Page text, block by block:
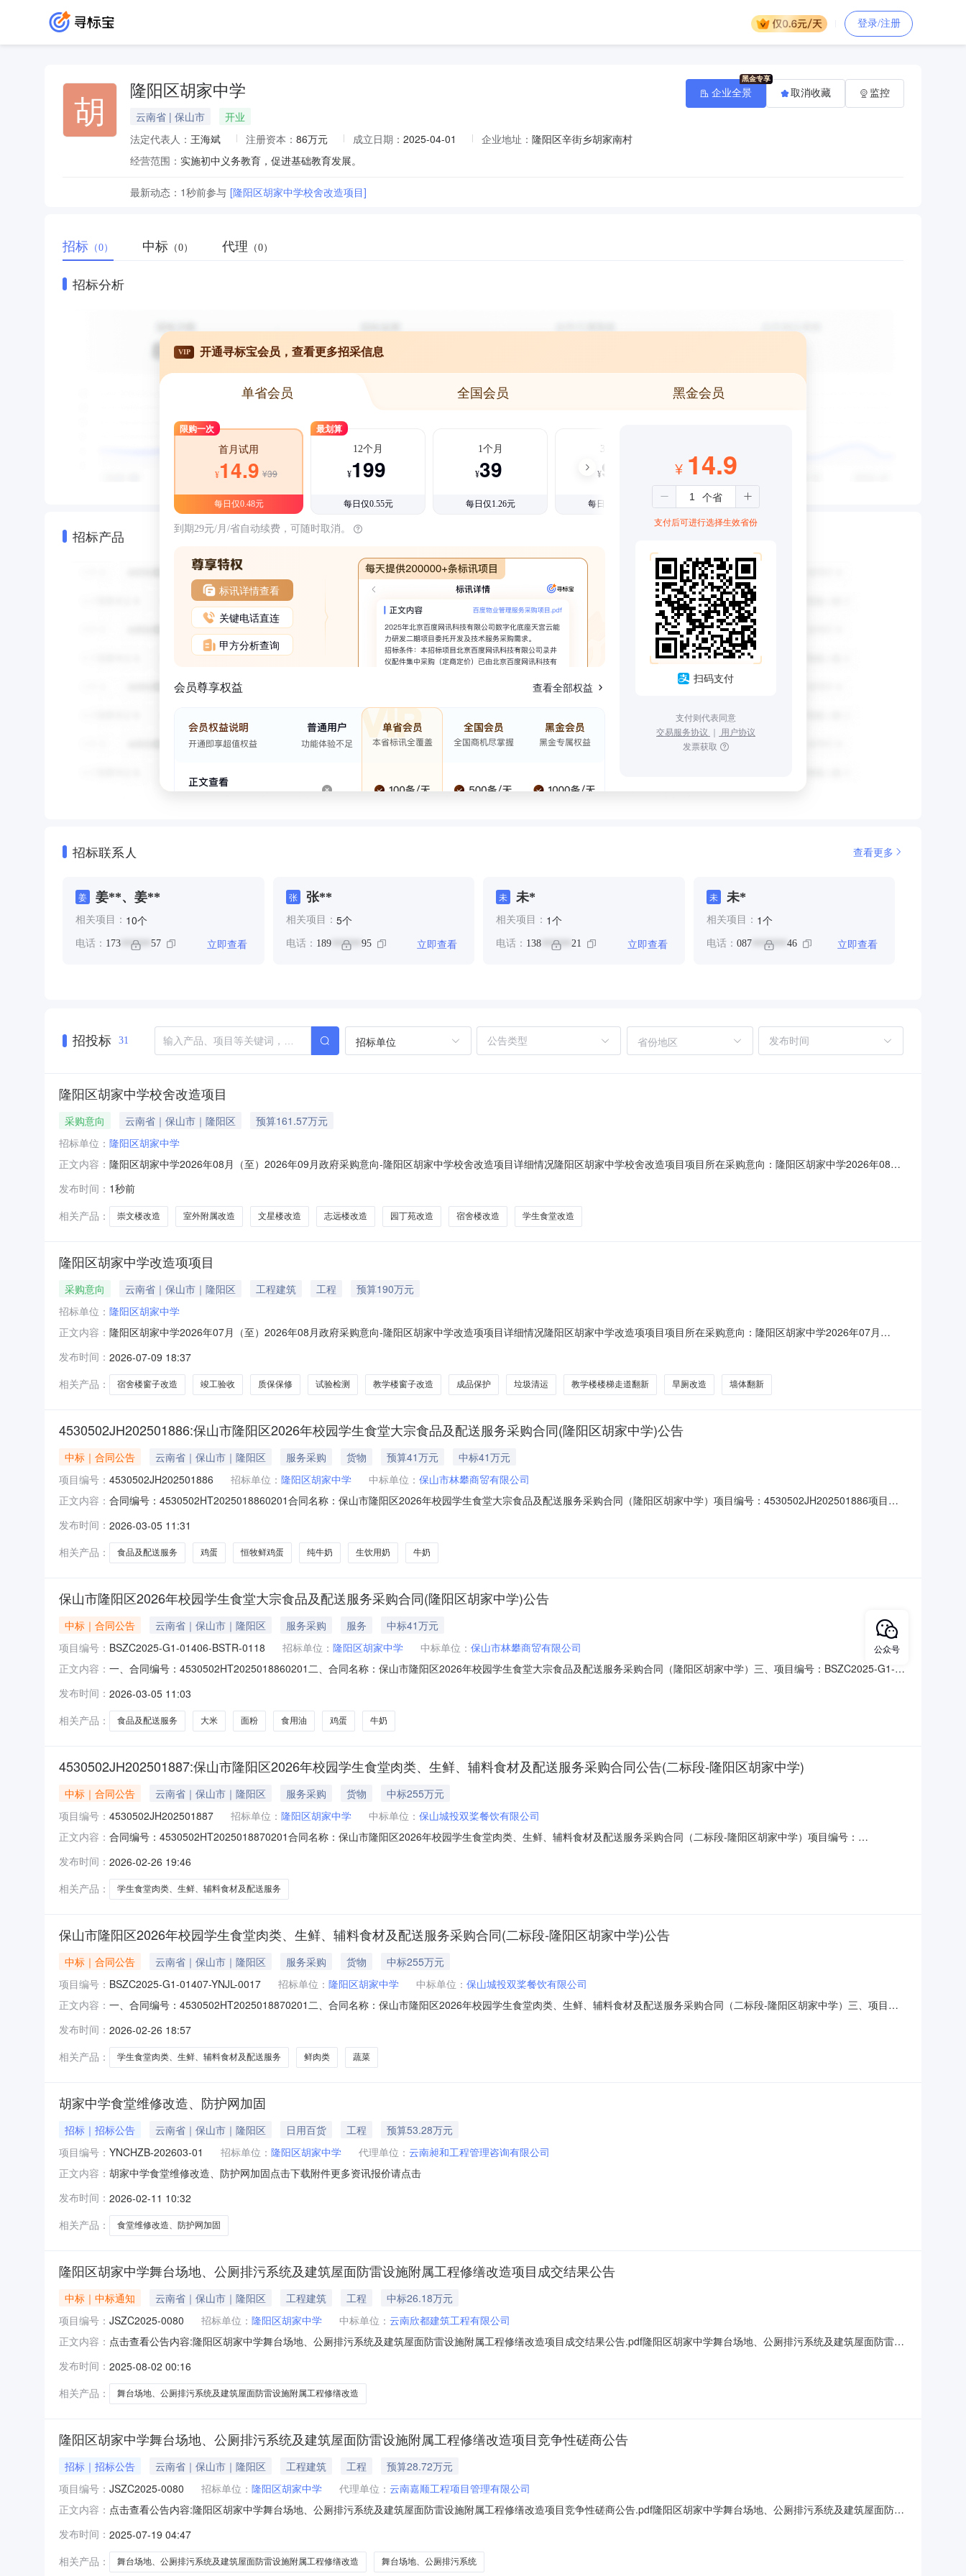
登录/注册
胡 隆阳区胡家中学
云南省 | 保山市
开业
法定代表人： 王海斌 注册资本： 86万元 成立日期： 2025-04-01 企业地址： 隆阳区辛街乡胡家南村
经营范围： 实施初中义务教育，促进基础教育发展。
最新动态： 1秒前参与 [隆阳区胡家中学校舍改造项目]
企业全景 取消收藏 监控
招标 （0） 中标 （0） 代理 （0）
招标分析
招标产品
VIP 开通寻标宝会员，查看更多招采信息
单省会员 全国会员 黑金会员
限购一次
首月试用
¥14.9 ¥39
每日仅0.48元
最划算
12个月
¥199
每日仅0.55元
1个月
¥39
每日仅1.26元
3个月
¥99
每日仅1.08元
到期29元/月/省自动续费，可随时取消。
标讯详情查看
关键电话直连
甲方分析查询
会员尊享权益 查看全部权益
¥ 14.9
支付后可进行选择生效省份
扫码支付
支付则代表同意
交易服务协议 ｜ 用户协议
发票获取
招标联系人 查看更多
姜 姜**、姜**
相关项目： 10个
电话： 173 ****** 57 立即查看
张 张**
相关项目： 5个
电话： 189****** 95 立即查看
未 未*
相关项目： 1个
电话： 138 ****** 21 立即查看
未 未*
相关项目： 1个
电话： 087 ******* 46 立即查看
招投标 31 招标单位 省份地区
隆阳区胡家中学校舍改造项目
采购意向 云南省｜保山市｜隆阳区
预算161.57万元
招标单位： 隆阳区胡家中学
正文内容： 隆阳区胡家中学2026年08月（至）2026年09月政府采购意向-隆阳区胡家中学校舍改造项目详细情况隆阳区胡家中学校舍改造项目项目所在采购意向：隆阳区胡家中学2026年08月
家中学校舍改造项目，建设地点位于隆阳区胡家中学校内，主要建设内容：学生宿舍楼改造、园丁苑改造、志远楼改造、文星楼改造、崇文楼改造、学生食堂改造、室外附属改造
等。采购内容：项
发布时间： 1秒前
相关产品：
崇文楼改造 室外附属改造 文星楼改造 志远楼改造 园丁苑改造 宿舍楼改造 学生食堂改造
隆阳区胡家中学改造项项目
采购意向 云南省｜保山市｜隆阳区 工程建筑 工程
预算190万元
招标单位： 隆阳区胡家中学
正文内容： 隆阳区胡家中学2026年07月（至）2026年08月政府采购意向-隆阳区胡家中学改造项项目详细情况隆阳区胡家中学改造项项目项目所在采购意向：隆阳区胡家中学2026年07月
中学改造项目，建设地点位于隆阳区胡家中学校内，主要建设内容：旱厕改造、教学楼窗子改造、宿舍楼窗子改造、教学楼楼梯走道及墙体翻新改造等。采购内容：项目涉及改造施
工、安装、材料采购
发布时间： 2026-07-09 18:37
相关产品：
宿舍楼窗子改造 竣工验收 质保保修 试验检测 教学楼窗子改造 成品保护 垃圾清运 教学楼楼梯走道翻新 旱厕改造 墙体翻新
4530502JH202501886:保山市隆阳区2026年校园学生食堂大宗食品及配送服务采购合同(隆阳区胡家中学)公告
中标｜合同公告 云南省｜保山市｜隆阳区 服务采购 货物 预算41万元
中标41万元
项目编号： 4530502JH202501886 招标单位： 隆阳区胡家中学 中标单位： 保山市林攀商贸有限公司
正文内容： 合同编号：4530502HT2025018860201合同名称：保山市隆阳区2026年校园学生食堂大宗食品及配送服务采购合同（隆阳区胡家中学）项目编号：4530502JH202501886项目名
零售业合同金额：410000.00元合同签订日期：2026-02-14合同公告日期：2026-03-05代理机构：保山市天瑞建设工程招标咨询有限公司进口产品审核前公
发布时间： 2026-03-05 11:31
相关产品：
食品及配送服务 鸡蛋 恒牧鲜鸡蛋 纯牛奶 生饮用奶 牛奶
保山市隆阳区2026年校园学生食堂大宗食品及配送服务采购合同(隆阳区胡家中学)公告
中标｜合同公告 云南省｜保山市｜隆阳区 服务采购 服务
中标41万元
项目编号： BSZC2025-G1-01406-BSTR-0118 招标单位： 隆阳区胡家中学 中标单位： 保山市林攀商贸有限公司
正文内容： 一、合同编号：4530502HT2025018860201二、合同名称：保山市隆阳区2026年校园学生食堂大宗食品及配送服务采购合同（隆阳区胡家中学）三、项目编号：BSZC2025-G1-
家行政村南村联系方式：17387589457供应商（乙方）：保山市林攀商贸有限公司地址：青华街道廖沈小区五号地块网点2号（30栋B）联系方式：15877787
发布时间： 2026-03-05 11:03
相关产品：
食品及配送服务 大米 面粉 食用油 鸡蛋 牛奶
4530502JH202501887:保山市隆阳区2026年校园学生食堂肉类、生鲜、辅料食材及配送服务采购合同公告(二标段-隆阳区胡家中学)
中标｜合同公告 云南省｜保山市｜隆阳区 服务采购 货物
中标255万元
项目编号： 4530502JH202501887 招标单位： 隆阳区胡家中学 中标单位： 保山城投双桨餐饮有限公司
正文内容： 合同编号：4530502HT2025018870201合同名称：保山市隆阳区2026年校园学生食堂肉类、生鲜、辅料食材及配送服务采购合同（二标段-隆阳区胡家中学）项目编号：
饮有限公司所属地域：保山市所属行业：批发和零售业合同金额：2550000.00元合同签订日期：2026-02-24合同公告日期：2026-02-26代理机构：云南九隆工程咨
发布时间： 2026-02-26 19:46
相关产品：
学生食堂肉类、生鲜、辅料食材及配送服务
保山市隆阳区2026年校园学生食堂肉类、生鲜、辅料食材及配送服务采购合同(二标段-隆阳区胡家中学)公告
中标｜合同公告 云南省｜保山市｜隆阳区 服务采购 货物
中标255万元
项目编号： BSZC2025-G1-01407-YNJL-0017 招标单位： 隆阳区胡家中学 中标单位： 保山城投双桨餐饮有限公司
正文内容： 一、合同编号：4530502HT2025018870201二、合同名称：保山市隆阳区2026年校园学生食堂肉类、生鲜、辅料食材及配送服务采购合同（二标段-隆阳区胡家中学）三、项目编
址：云南省保山市隆阳区辛街乡胡家村联系方式：18987518895供应商（乙方）：保山城投双桨餐饮有限公司地址：云南省保山市隆阳区青华街道红花一期滇西农特产
发布时间： 2026-02-26 18:57
相关产品：
学生食堂肉类、生鲜、辅料食材及配送服务 鲜肉类 蔬菜
胡家中学食堂维修改造、防护网加固
招标｜招标公告 云南省｜保山市｜隆阳区 日用百货 工程
预算53.28万元
项目编号： YNCHZB-202603-01 招标单位： 隆阳区胡家中学 代理单位： 云南昶和工程管理咨询有限公司
正文内容： 胡家中学食堂维修改造、防护网加固点击下载附件更多资讯报价请点击
发布时间： 2026-02-11 10:32
相关产品：
食堂维修改造、防护网加固
隆阳区胡家中学舞台场地、公厕排污系统及建筑屋面防雷设施附属工程修缮改造项目成交结果公告
中标｜中标通知 云南省｜保山市｜隆阳区 工程建筑 工程
中标26.18万元
项目编号： JSZC2025-0080 招标单位： 隆阳区胡家中学 中标单位： 云南欣都建筑工程有限公司
正文内容： 点击查看公告内容:隆阳区胡家中学舞台场地、公厕排污系统及建筑屋面防雷设施附属工程修缮改造项目成交结果公告.pdf隆阳区胡家中学舞台场地、公厕排污系统及建筑屋面防雷设
改造项目:中标人：云南欣都建筑工程有限公司中标价格：26.18万元二、其他：一、项目编号：JSZC2025-0080二、项目名称：隆阳区胡家中学舞台场地、公厕排污系统及建筑屋面
防雷
发布时间： 2025-08-02 00:16
相关产品：
舞台场地、公厕排污系统及建筑屋面防雷设施附属工程修缮改造
隆阳区胡家中学舞台场地、公厕排污系统及建筑屋面防雷设施附属工程修缮改造项目竞争性磋商公告
招标｜招标公告 云南省｜保山市｜隆阳区 工程建筑 工程
预算28.72万元
项目编号： JSZC2025-0080 招标单位： 隆阳区胡家中学 代理单位： 云南嘉顺工程项目管理有限公司
正文内容： 点击查看公告内容:隆阳区胡家中学舞台场地、公厕排污系统及建筑屋面防雷设施附属工程修缮改造项目竞争性磋商公告.pdf隆阳区胡家中学舞台场地、公厕排污系统及建筑屋面防雷
面防雷设施附属工程修缮改造项目已由项目审批/核准/备案机关批准，项目资金来源为其他资金预算金额：28.718784万元；最高限价：26.705245万元，招标人为隆阳区胡家中学。
本项目
发布时间： 2025-07-19 04:47
相关产品：
舞台场地、公厕排污系统及建筑屋面防雷设施附属工程修缮改造 舞台场地、公厕排污系统
公众号